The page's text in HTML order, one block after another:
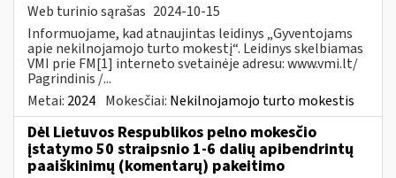
Web turinio sąrašas 2024-10-15
Informuojame, kad atnaujintas leidinys „Gyventojams
apie nekilnojamojo turto mokestį“. Leidinys skelbiamas
VMI prie FM[1] interneto svetainėje adresu: www.vmi.lt/
Pagrindinis /...
Metai: 2024 Mokesčiai: Nekilnojamojo turto mokestis
Dėl Lietuvos Respublikos pelno mokesčio
įstatymo 50 straipsnio 1-6 dalių apibendrintų
paaiškinimų (komentarų) pakeitimo